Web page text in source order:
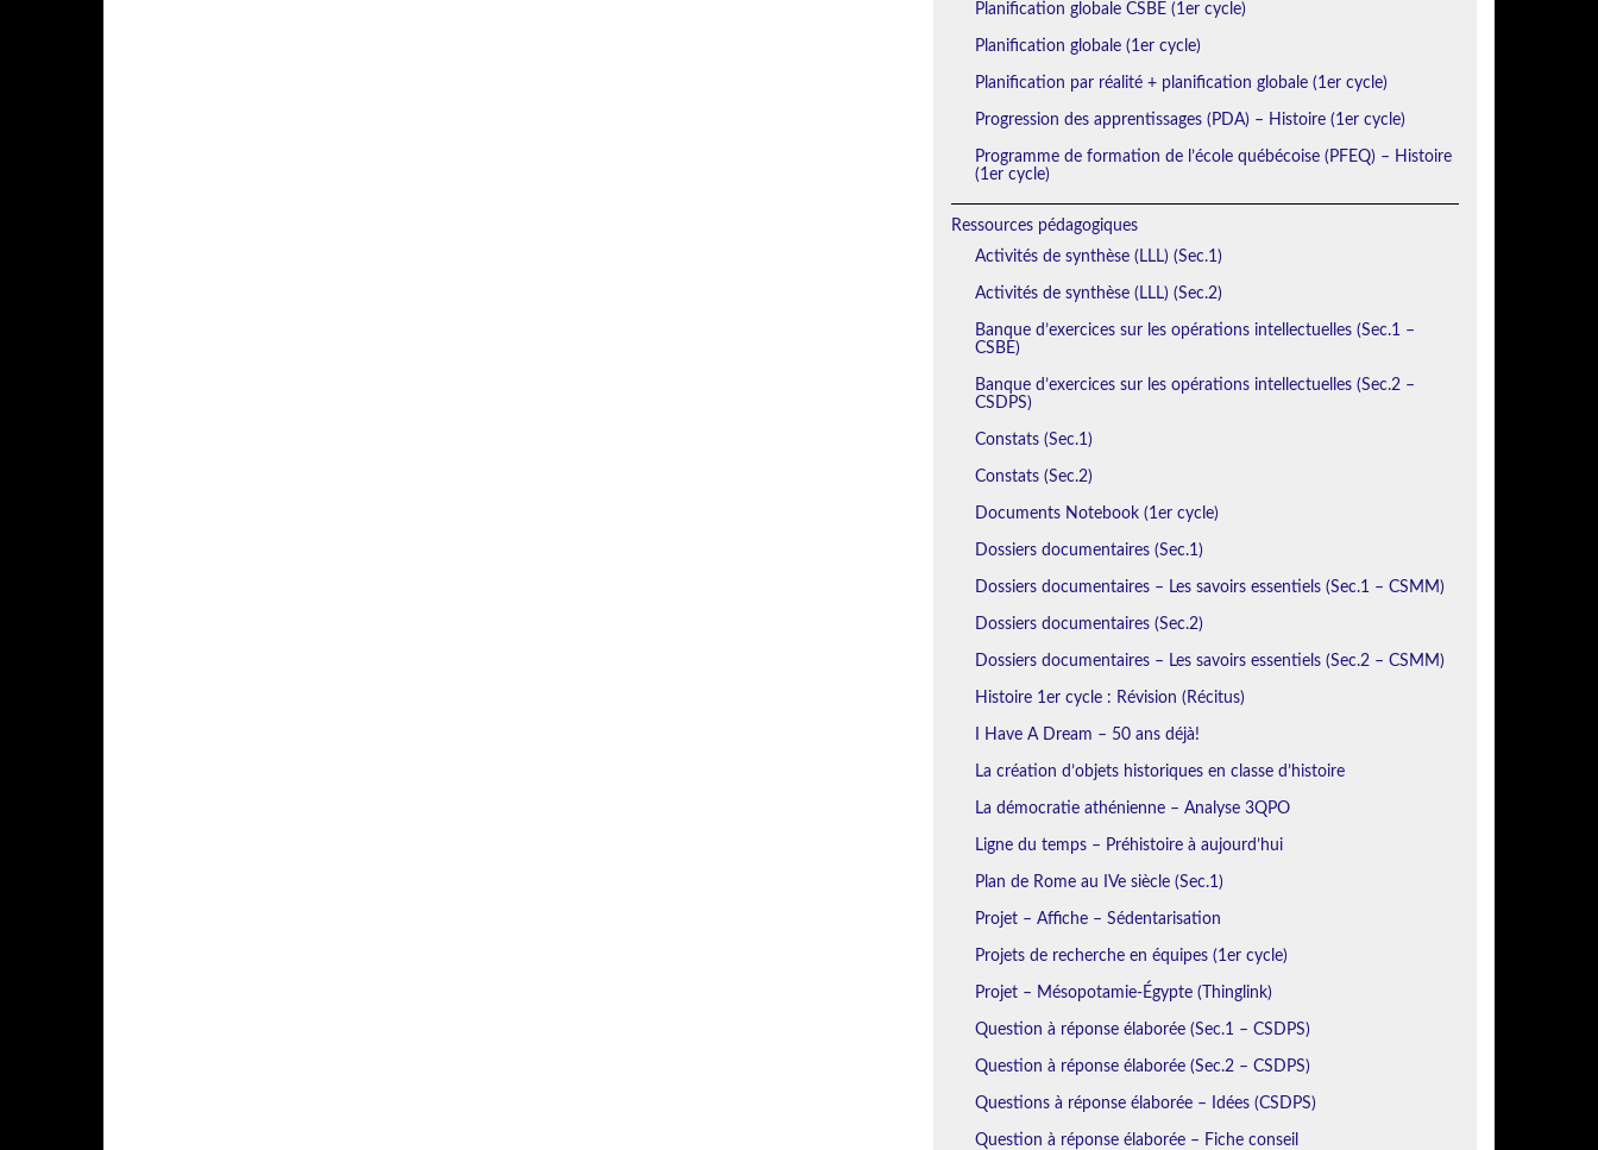
Planification globale CSBE (1er cycle)
Planification globale (1er cycle)
Planification par réalité + planification globale (1er cycle)
Progression des apprentissages (PDA) – Histoire (1er cycle)
Programme de formation de l’école québécoise (PFEQ) – Histoire
(1er cycle)
Ressources pédagogiques
Activités de synthèse (LLL) (Sec.1)
Activités de synthèse (LLL) (Sec.2)
Banque d’exercices sur les opérations intellectuelles (Sec.1 –
CSBE)
Banque d’exercices sur les opérations intellectuelles (Sec.2 –
CSDPS)
Constats (Sec.1)
Constats (Sec.2)
Documents Notebook (1er cycle)
Dossiers documentaires (Sec.1)
Dossiers documentaires – Les savoirs essentiels (Sec.1 – CSMM)
Dossiers documentaires (Sec.2)
Dossiers documentaires – Les savoirs essentiels (Sec.2 – CSMM)
Histoire 1er cycle : Révision (Récitus)
I Have A Dream – 50 ans déjà!
La création d’objets historiques en classe d’histoire
La démocratie athénienne – Analyse 3QPO
Ligne du temps – Préhistoire à aujourd’hui
Plan de Rome au IVe siècle (Sec.1)
Projet – Affiche – Sédentarisation
Projets de recherche en équipes (1er cycle)
Projet – Mésopotamie-Égypte (Thinglink)
Question à réponse élaborée (Sec.1 – CSDPS)
Question à réponse élaborée (Sec.2 – CSDPS)
Questions à réponse élaborée – Idées (CSDPS)
Question à réponse élaborée – Fiche conseil